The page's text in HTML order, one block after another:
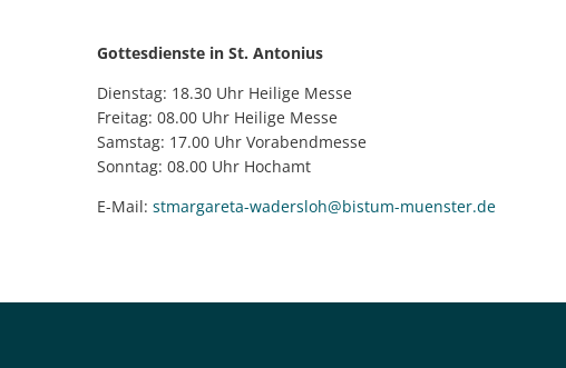
Gottesdienste in St. Antonius
Dienstag: 18.30 Uhr Heilige Messe
Freitag: 08.00 Uhr Heilige Messe
Samstag: 17.00 Uhr Vorabendmesse
Sonntag: 08.00 Uhr Hochamt
E-Mail: stmargareta-wadersloh@bistum-muenster.de